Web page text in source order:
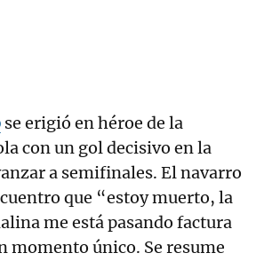
se erigió en héroe de la
con un gol decisivo en la
a semifinales. El navarro
que “estoy muerto, la
me está pasando factura
momento único. Se resume